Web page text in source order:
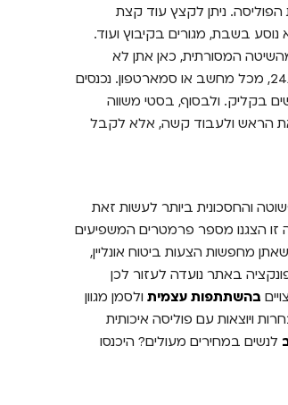
הפוליסה. ניתן לקצץ עוד קצת
בשבת, מגורים בקיבוץ ועוד.
מהשיטה המסורתית, כאן אתן לא
כפופות למסגרת זמן או מקום מסוימת, אלא שהכל פתוח בפניכן 24/7, מכל מחשב או סמארטפון. נכנסים
בקליק. ולבסוף, בסטי משווה
את הראש ולעבוד קשה, אלא לקבל
והחסכונית ביותר לעשות זאת
זו הצגנו מספר פרמטרים המשפיעים
מחפשות הצעות ביטוח אונליין,
באתר נועדה לעזור לכן
בהשתתפות עצמיתולסמן מגוון
בין הצעות נבחרות ויוצאות עם פוליסה איכותית
לנשים במחירים מעולים? היכנסו